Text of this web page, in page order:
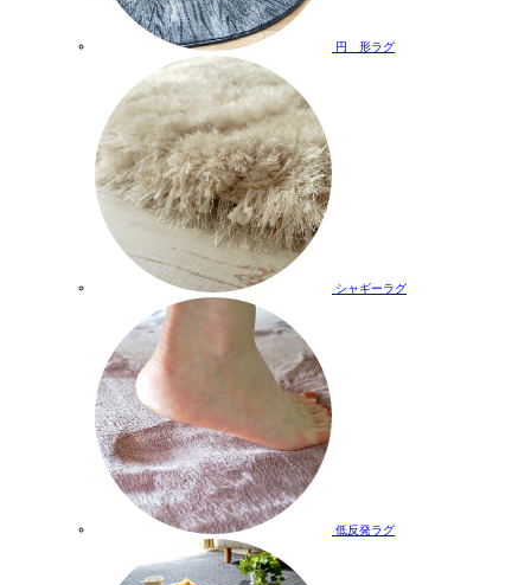
円 形ラグ
シャギーラグ
低反発ラグ